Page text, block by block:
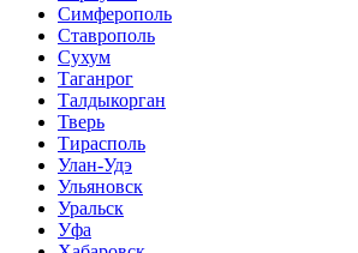
Симферополь
Ставрополь
Сухум
Таганрог
Tалдыкорган
Тверь
Тирасполь
Улан-Удэ
Ульяновск
Уральск
Уфа